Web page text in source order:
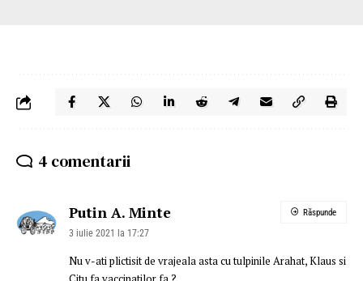
4 comentarii
Putin A. Minte
3 iulie 2021 la 17:27
Nu v-ati plictisit de vrajeala asta cu tulpinile Arahat, Klaus si
Răspunde